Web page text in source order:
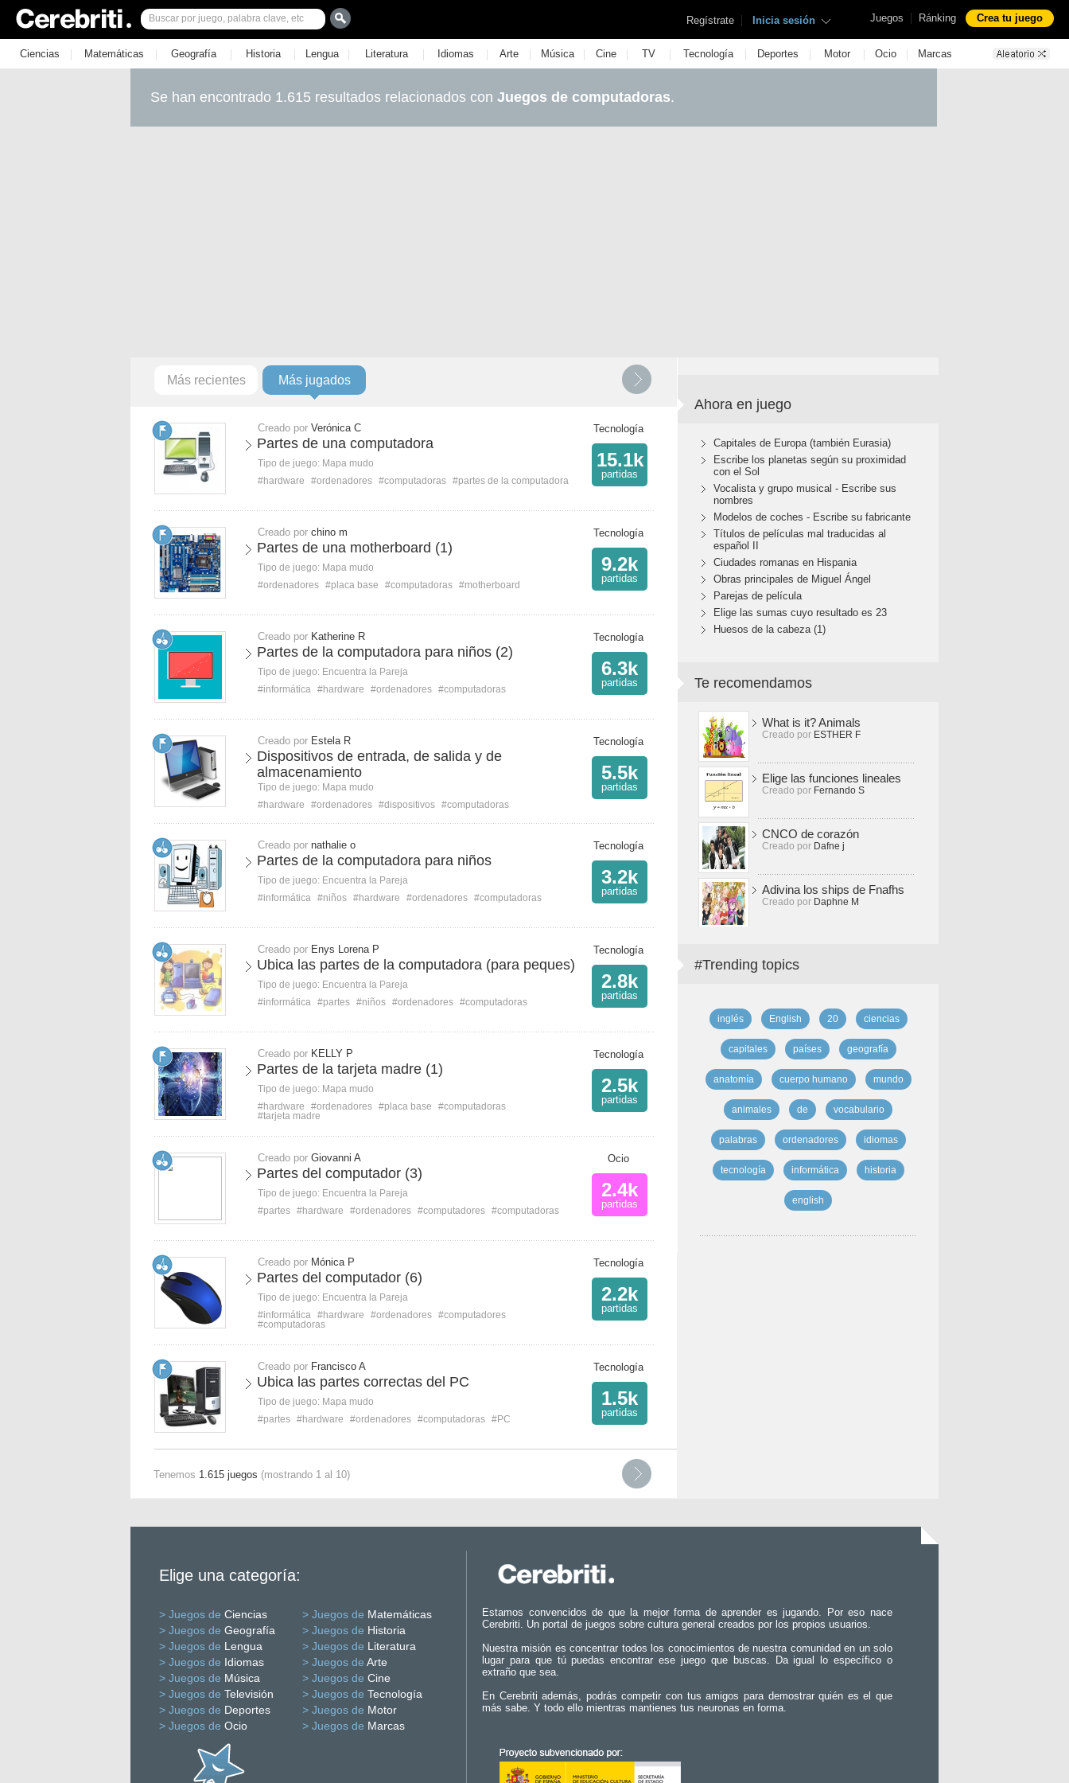
Juegos | Ránking Crea tu juego
Regístrate | Inicia sesión
Ciencias | Matemáticas | Geografía | Historia | Lengua | Literatura | Idiomas | Arte | Música | Cine | TV | Tecnología | Deportes | Motor | Ocio | Marcas
Se han encontrado 1.615 resultados relacionados con Juegos de computadoras.
Más recientes Más jugados
Creado por Verónica C
Partes de una computadora
Tipo de juego: Mapa mudo
#hardware
#ordenadores #computadoras #partes de la computadora
Tecnología
15.1k
partidas
Creado por chino m
Partes de una motherboard (1)
Tipo de juego: Mapa mudo
#ordenadores #placa base #computadoras #motherboard
Tecnología
9.2k
partidas
Creado por Katherine R
Partes de la computadora para niños (2)
Tipo de juego: Encuentra la Pareja
#informática #hardware #ordenadores #computadoras
Tecnología
6.3k
partidas
Creado por Estela R
Dispositivos de entrada, de salida y de
almacenamiento
Tipo de juego: Mapa mudo
#hardware
#ordenadores #dispositivos #computadoras
Tecnología
5.5k
partidas
Creado por nathalie o
Partes de la computadora para niños
Tipo de juego: Encuentra la Pareja
#informática #niños #hardware #ordenadores #computadoras
Tecnología
3.2k
partidas
Creado por Enys Lorena P
Ubica las partes de la computadora (para peques)
Tipo de juego: Encuentra la Pareja
#informática #partes #niños #ordenadores #computadoras
Tecnología
2.8k
partidas
Creado por KELLY P
Partes de la tarjeta madre (1)
Tipo de juego: Mapa mudo
#hardware
#ordenadores #placa base
#computadoras
#tarjeta madre
Tecnología
2.5k
partidas
Creado por Giovanni A
Partes del computador (3)
Tipo de juego: Encuentra la Pareja
#partes #hardware #ordenadores #computadores #computadoras
Ocio
2.4k
partidas
Creado por Mónica P
Partes del computador (6)
Tipo de juego: Encuentra la Pareja
#informática #hardware #ordenadores #computadores
#computadoras
Tecnología
2.2k
partidas
Creado por Francisco A
Ubica las partes correctas del PC
Tipo de juego: Mapa mudo
#partes #hardware #ordenadores #computadoras #PC
Tecnología
1.5k
partidas
Tenemos 1.615 juegos (mostrando 1 al 10)
Ahora en juego
Capitales de Europa (también Eurasia)
Escribe los planetas según su proximidad
con el Sol
Vocalista y grupo musical - Escribe sus
nombres
Modelos de coches - Escribe su fabricante
Títulos de películas mal traducidas al
español II
Ciudades romanas en Hispania
Obras principales de Miguel Ángel
Parejas de película
Elige las sumas cuyo resultado es 23
Huesos de la cabeza (1)
Te recomendamos
What is it? Animals
Creado por ESTHER F
Elige las funciones lineales
Creado por Fernando S
CNCO de corazón
Creado por Dafne j
Adivina los ships de Fnafhs
Creado por Daphne M
#Trending topics
inglés English 20 ciencias
capitales países geografía
anatomía cuerpo humano mundo
animales de vocabulario
palabras ordenadores idiomas
tecnología informática historia
english
Elige una categoría:
> Juegos de Ciencias > Juegos de Matemáticas
> Juegos de Geografía > Juegos de Historia
> Juegos de Lengua > Juegos de Literatura
> Juegos de Idiomas > Juegos de Arte
> Juegos de Música > Juegos de Cine
> Juegos de Televisión > Juegos de Tecnología
> Juegos de Deportes > Juegos de Motor
> Juegos de Ocio > Juegos de Marcas
Estamos convencidos de que la mejor forma de aprender es jugando. Por eso nace
Cerebriti. Un portal de juegos sobre cultura general creados por los propios usuarios.
Nuestra misión es concentrar todos los conocimientos de nuestra comunidad en un solo
lugar para que tú puedas encontrar ese juego que buscas. Da igual lo específico o
extraño que sea.
En Cerebriti además, podrás competir con tus amigos para demostrar quién es el que
más sabe. Y todo ello mientras mantienes tus neuronas en forma.